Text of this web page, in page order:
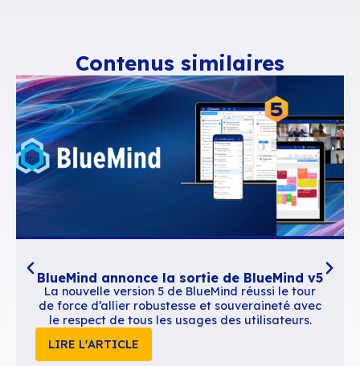
une exposition avec 80 acteurs du marché
Programme complet des conférences, des
Informations pratiques
Demandez votre badge d’accès gratuit
Contenus similaires